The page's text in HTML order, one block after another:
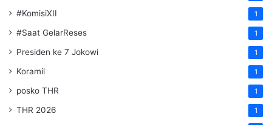
#KomisiXII 1
#Saat GelarReses 1
Presiden ke 7 Jokowi 1
Koramil 1
posko THR 1
THR 2026 1